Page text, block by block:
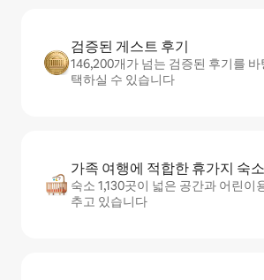
검증된 게스트 후기
146,200개가 넘는 검증된 후기를
택하실 수 있습니다
가족 여행에 적합한 휴가지 숙소
숙소 1,130곳이 넓은 공간과 어린이
추고 있습니다